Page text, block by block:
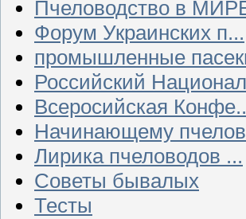
Пчеловодство в
Форум Украинских п...
промышленные
Российский
Всеросийская
Начинающему
Лирика пчеловодов ...
Советы бывалых
Тесты